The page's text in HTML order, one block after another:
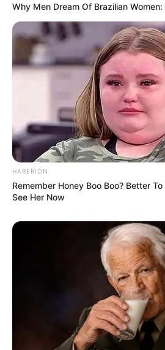
(foto: instagram/
10 Potret Gigie Truc
Diserang Nitizen Karena Peran
Nah itu dia secuplik kisah Sri Maya
Why Men Dream Of Brazilian
HABERION
Remember Honey Boo Boo? Better
See Her Now